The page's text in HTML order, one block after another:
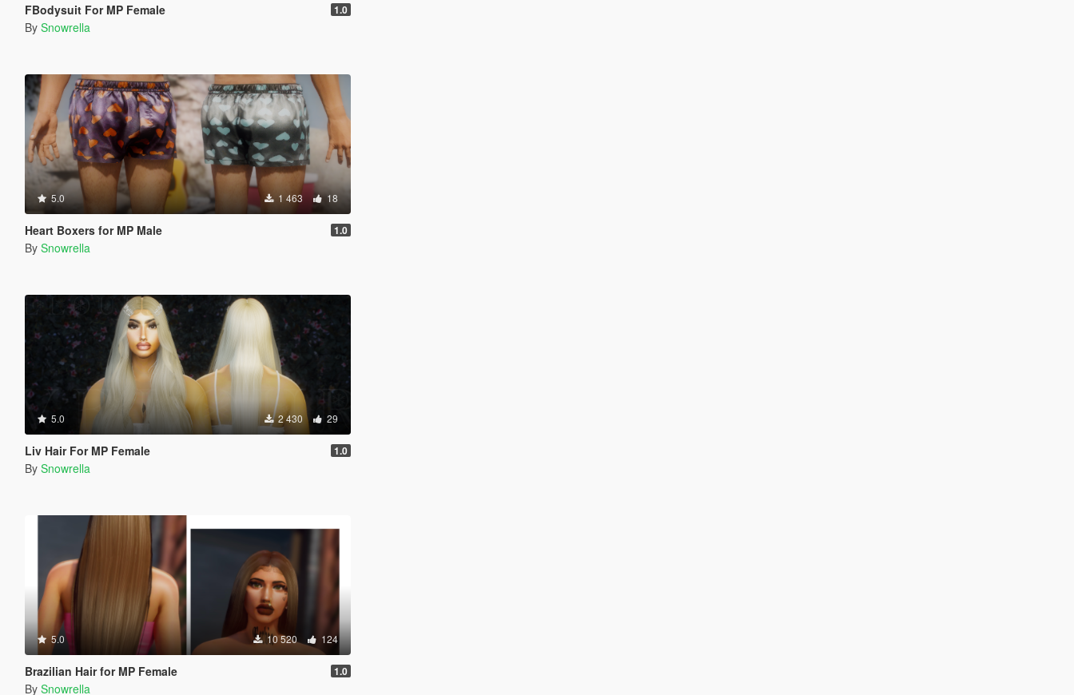
FBodysuit For MP Female 1.0
By Snowrella
5.0 1 463 18
Heart Boxers for MP Male 1.0
By Snowrella
5.0 2 430 29
Liv Hair For MP Female 1.0
By Snowrella
5.0 10 520 124
Brazilian Hair for MP Female 1.0
By Snowrella